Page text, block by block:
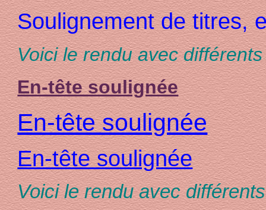
Soulignement de titres,
Voici le rendu avec
En-tête soulignée
En-tête soulignée
En-tête soulignée
Voici le rendu avec